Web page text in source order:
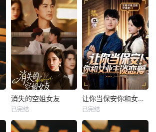
未知 未知
热播
未知
消失的空姐女友
已完结
热播
未知
让你当保安你和女业主谈恋爱
已完结